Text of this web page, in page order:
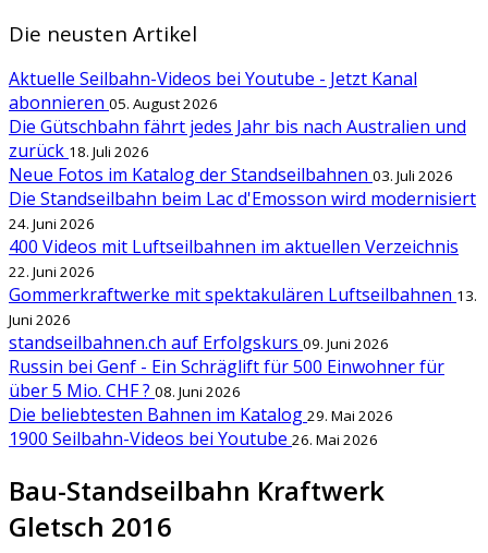
Die neusten Artikel
Aktuelle Seilbahn-Videos bei Youtube - Jetzt Kanal
abonnieren 05. August 2026
Die Gütschbahn fährt jedes Jahr bis nach Australien und
zurück 18. Juli 2026
Neue Fotos im Katalog der Standseilbahnen 03. Juli 2026
Die Standseilbahn beim Lac d'Emosson wird modernisiert
24. Juni 2026
400 Videos mit Luftseilbahnen im aktuellen Verzeichnis
22. Juni 2026
Gommerkraftwerke mit spektakulären Luftseilbahnen 13.
Juni 2026
standseilbahnen.ch auf Erfolgskurs 09. Juni 2026
Russin bei Genf - Ein Schräglift für 500 Einwohner für
über 5 Mio. CHF ? 08. Juni 2026
Die beliebtesten Bahnen im Katalog 29. Mai 2026
1900 Seilbahn-Videos bei Youtube 26. Mai 2026
Bau-Standseilbahn Kraftwerk
Gletsch 2016